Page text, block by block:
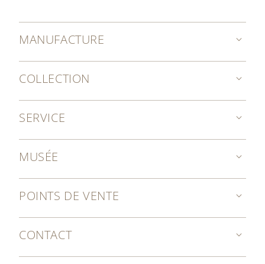
MANUFACTURE
COLLECTION
SERVICE
MUSÉE
POINTS DE VENTE
CONTACT